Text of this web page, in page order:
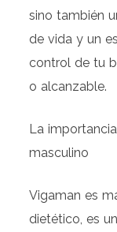
sino también
de vida y un
control de tu
o alcanzable.
La
masculino
Vigaman es
dietético, es